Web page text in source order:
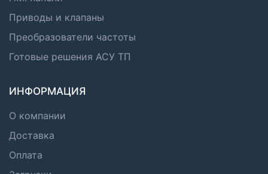
Приводы и клапаны
Преобразователи частоты
Готовые решения АСУ ТП
ИНФОРМАЦИЯ
О компании
Доставка
Оплата